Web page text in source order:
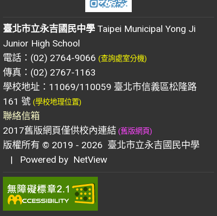
臺北市立永吉國民中學 Taipei Municipal Yong Ji
Junior High School
電話：(02) 2764-9066 (查詢處室分機)
傳真：(02) 2767-1163
學校地址：11069/110059 臺北市信義區松隆路
161 號 (學校地理位置)
聯絡信箱
2017舊版網頁僅供校內連結 (舊版網頁)
版權所有 © 2019 - 2026 臺北市立永吉國民中學
| Powered by NetView